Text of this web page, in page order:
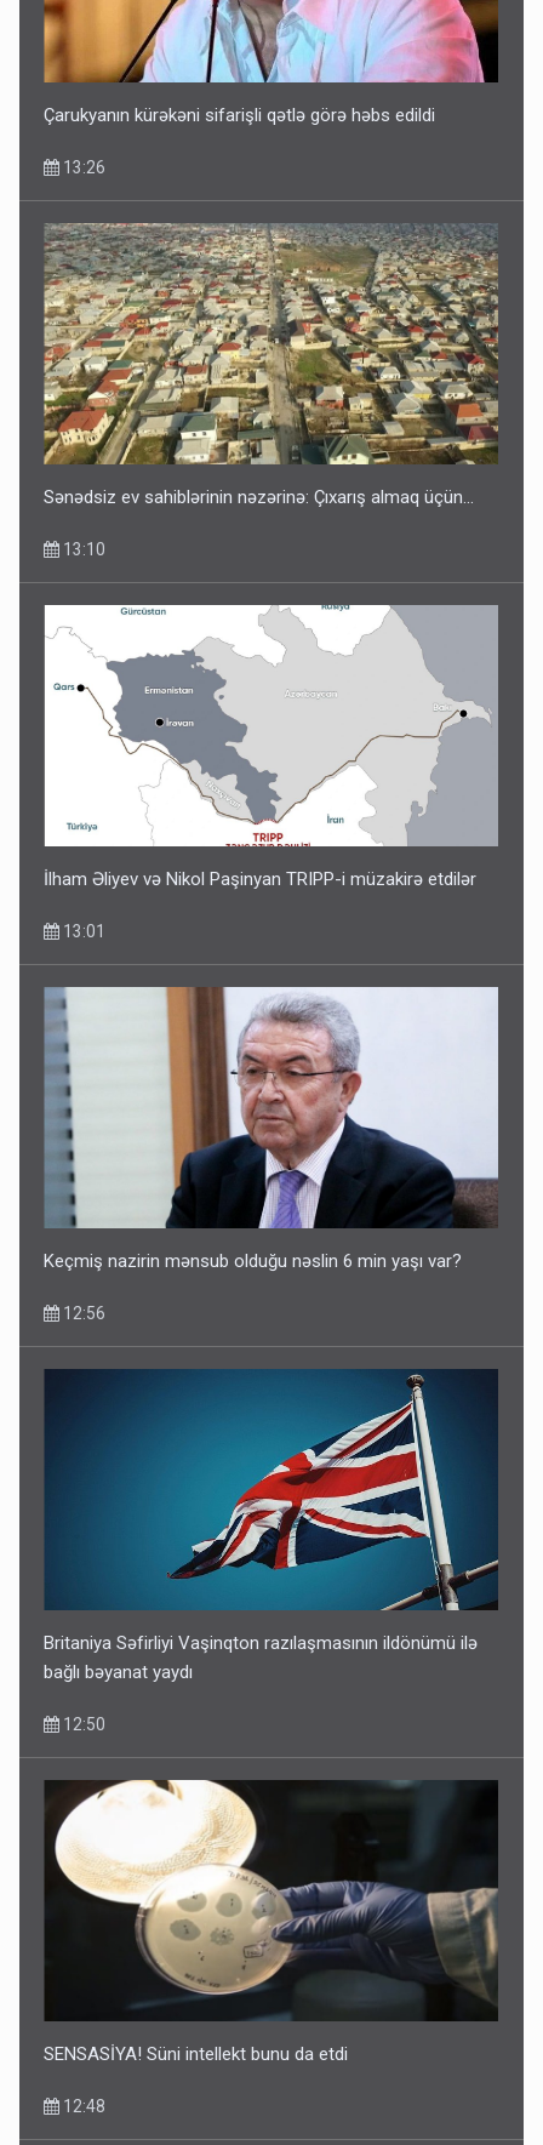
Çarukyanın kürəkəni sifarişli qətlə görə həbs edildi
13:26
Sənədsiz ev sahiblərinin nəzərinə: Çıxarış almaq üçün...
13:10
İlham Əliyev və Nikol Paşinyan TRIPP-i müzakirə etdilər
13:01
Keçmiş nazirin mənsub olduğu nəslin 6 min yaşı var?
12:56
Britaniya Səfirliyi Vaşinqton razılaşmasının ildönümü ilə
bağlı bəyanat yaydı
12:50
SENSASİYA! Süni intellekt bunu da etdi
12:48